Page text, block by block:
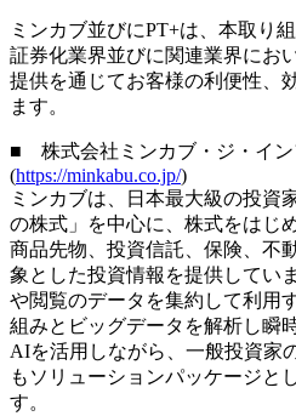
ミンカブ並びにPT+は、本取り
証券化業界並びに関連業界にお
提供を通じてお客様の利便性、
ます。
■ 株式会社ミンカブ・ジ・イン
(https://minkabu.co.jp/)
ミンカブは、日本最大級の投資
の株式」を中心に、株式をはじ
商品先物、投資信託、保険、不
象とした投資情報を提供してい
や閲覧のデータを集約して利用
組みとビッグデータを解析し瞬
AIを活用しながら、一般投資家
もソリューションパッケージと
す。